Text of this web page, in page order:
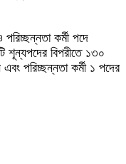
কর্মী পদে
শূন্যপদের বিপরীতে ১৩০
পরিচ্ছন্নতা কর্মী ১ পদের